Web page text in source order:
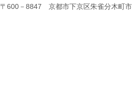
〒600－8847 京都市下京区朱雀分木